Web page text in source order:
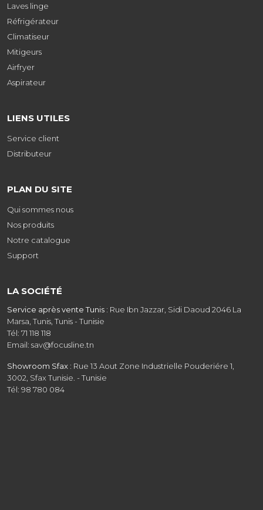
Laves linge
Réfrigérateur
Climatiseur
Mitigeurs
Airfryer
Aspirateur
LIENS UTILES
Service client
Distributeur
PLAN DU SITE
Qui sommes nous
Nos produits
Notre catalogue
Support
LA SOCIÉTÉ
Service après vente Tunis : Rue Ibn Jazzar, Sidi Daoud 2046 La
Marsa, Tunis, Tunis - Tunisie
Tél: 71 118 118
Email: sav@focusline.tn
Showroom Sfax : Rue 13 Aout Zone Industrielle Pouderiére 1,
3002, Sfax Tunisie. - Tunisie
Tél: 98 780 084